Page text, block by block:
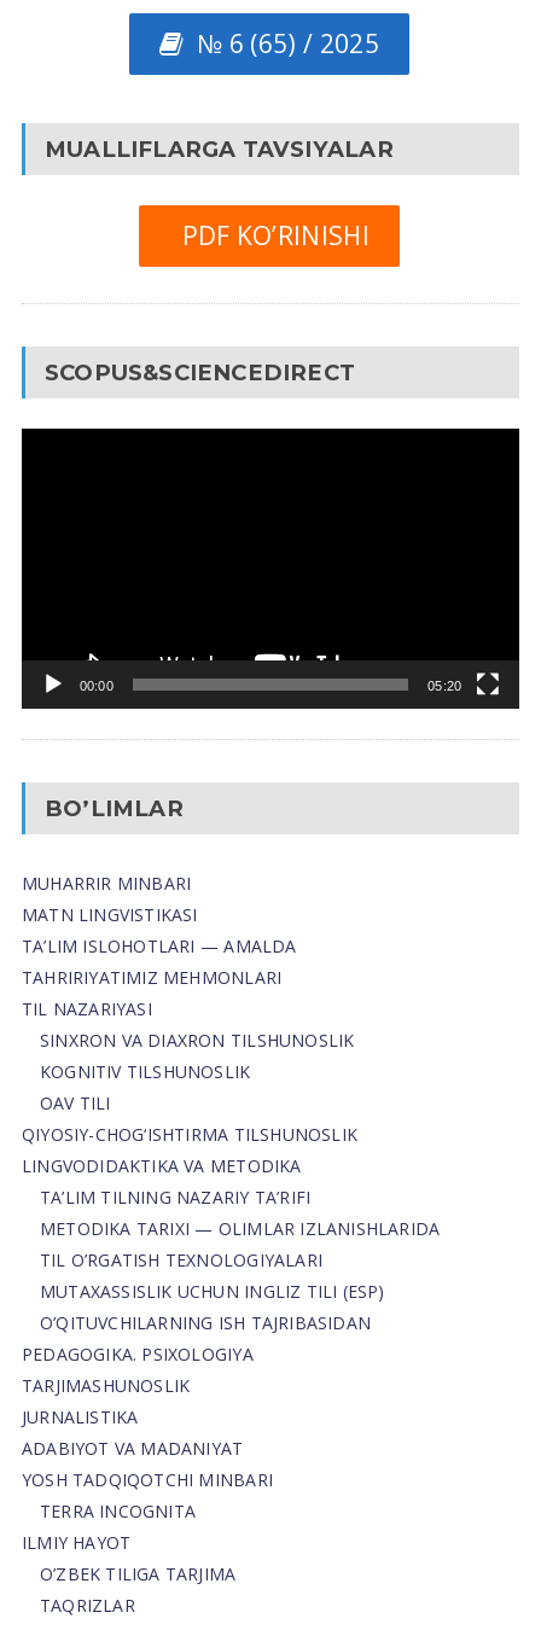
№ 6 (65) / 2025
MUALLIFLARGA TAVSIYALAR
PDF KO’RINISHI
SCOPUS&SCIENCEDIRECT
00:00 05:20
BO’LIMLAR
MUHARRIR MINBARI
MATN LINGVISTIKASI
TA’LIM ISLOHOTLARI — AMALDA
TAHRIRIYATIMIZ MEHMONLARI
TIL NAZARIYASI
SINXRON VA DIAXRON TILSHUNOSLIK
KOGNITIV TILSHUNOSLIK
OAV TILI
QIYOSIY-CHOG‘ISHTIRMA TILSHUNOSLIK
LINGVODIDAKTIKA VA METODIKA
TA’LIM TILNING NAZARIY TA’RIFI
METODIKA TARIXI — OLIMLAR IZLANISHLARIDA
TIL O’RGATISH TEXNOLOGIYALARI
MUTAXASSISLIK UCHUN INGLIZ TILI (ESP)
O’QITUVCHILARNING ISH TAJRIBASIDAN
PEDAGOGIKA. PSIXOLOGIYA
TARJIMASHUNOSLIK
JURNALISTIKA
ADABIYOT VA MADANIYAT
YOSH TADQIQOTCHI MINBARI
TERRA INCOGNITA
ILMIY HAYOT
O’ZBEK TILIGA TARJIMA
TAQRIZLAR